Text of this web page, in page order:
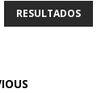
RESULTADOS